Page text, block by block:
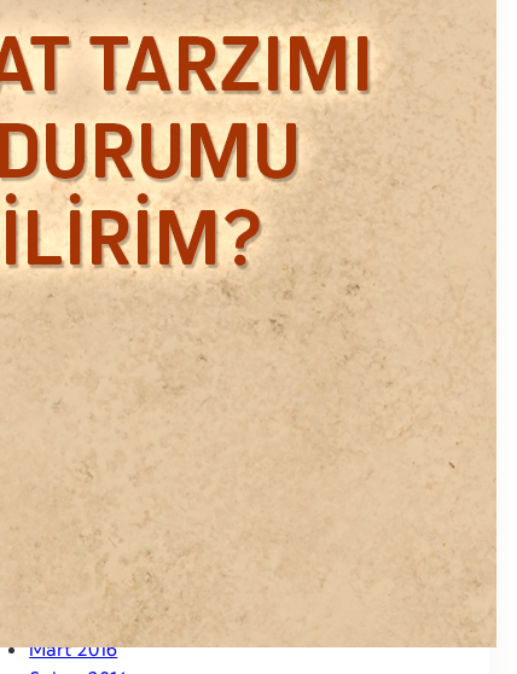
Şubat 2018
Ocak 2018
Aralık 2017
Kasım 2017
Ekim 2017
Eylül 2017
Ağustos 2017
Temmuz 2017
Haziran 2017
Mayıs 2017
Nisan 2017
Aralık 2016
Kasım 2016
Eylül 2016
Ağustos 2016
Temmuz 2016
Haziran 2016
Mayıs 2016
Nisan 2016
Mart 2016